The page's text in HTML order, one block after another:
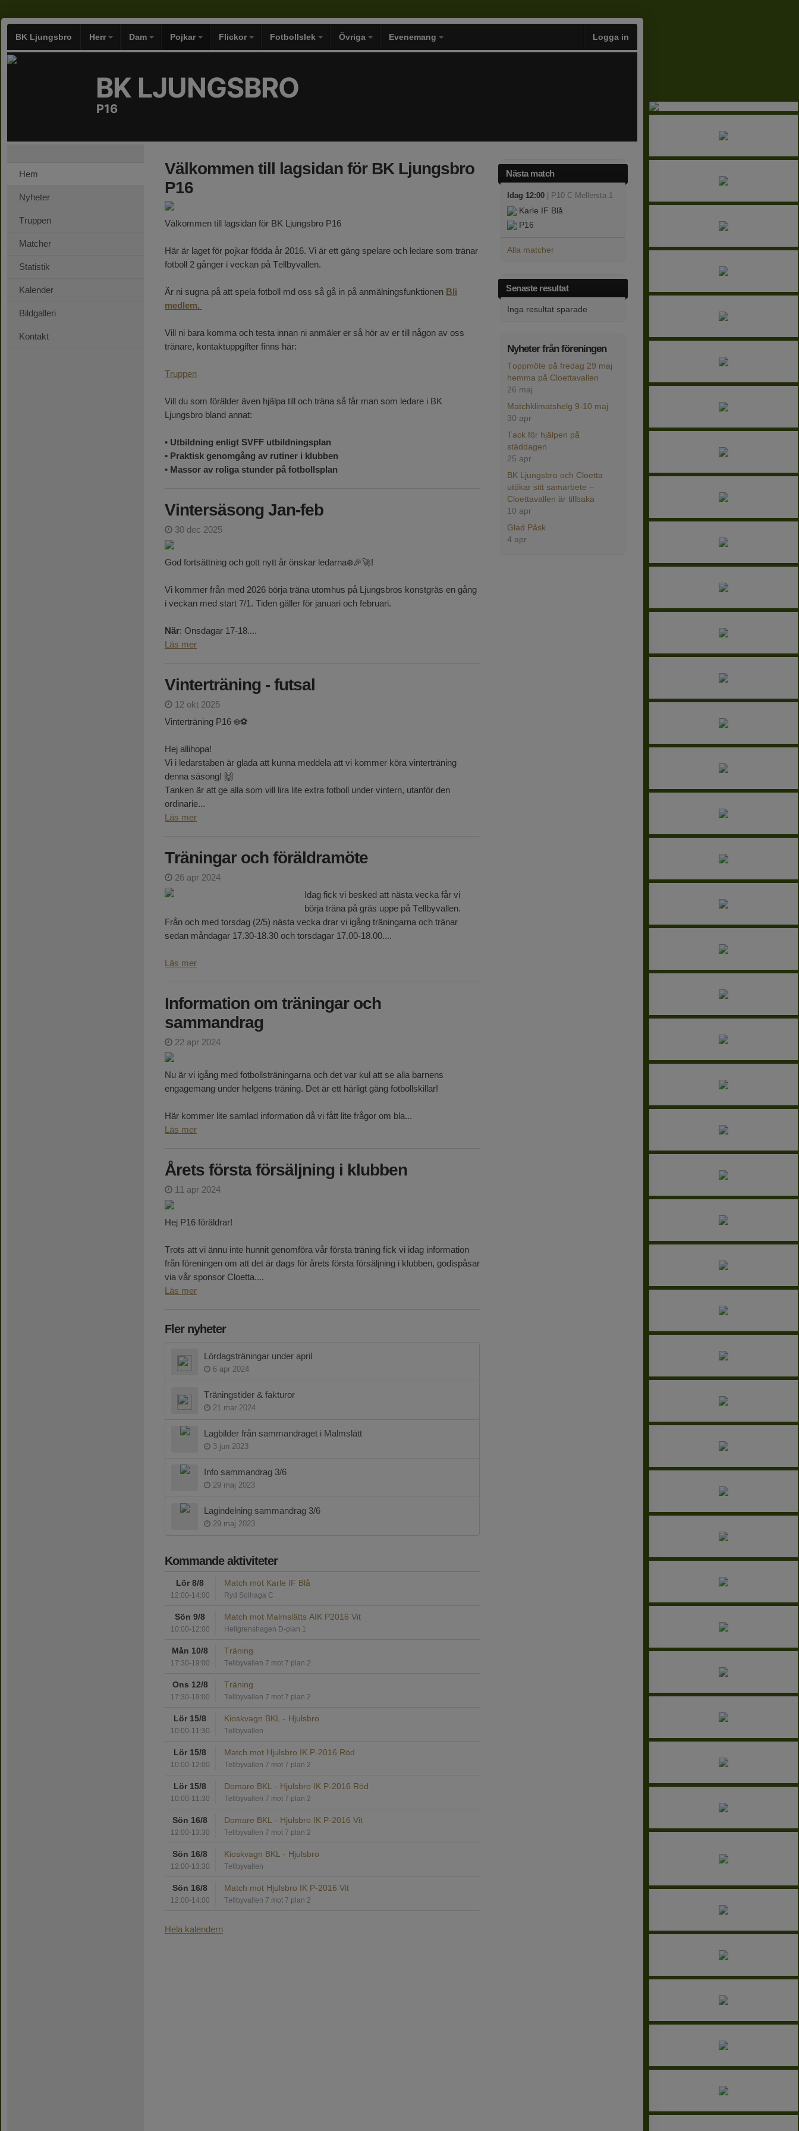
BK Ljungsbro Herr Dam Pojkar Flickor Fotbollslek Övriga Evenemang Logga in
BK LJUNGSBRO
P16
Hem
Nyheter
Truppen
Matcher
Statistik
Kalender
Bildgalleri
Kontakt
Nästa match
Idag 12:00 | P10 C Mellersta 1
Karle IF Blå
P16
Alla matcher
Senaste resultat
Inga resultat sparade
Nyheter från föreningen
Toppmöte på fredag 29 maj
hemma på Cloettavallen
26 maj
Matchklimatshelg 9-10 maj
30 apr
Tack för hjälpen på
städdagen
25 apr
BK Ljungsbro och Cloetta
utökar sitt samarbete –
Cloettavallen är tillbaka
10 apr
Glad Påsk
4 apr
Välkommen till lagsidan för BK Ljungsbro
P16
Välkommen till lagsidan för BK Ljungsbro P16
Här är laget för pojkar födda år 2016. Vi är ett gäng spelare och ledare som tränar
fotboll 2 gånger i veckan på Tellbyvallen.
Är ni sugna på att spela fotboll md oss så gå in på anmälningsfunktionen Bli
medlem.
Vill ni bara komma och testa innan ni anmäler er så hör av er till någon av oss
tränare, kontaktuppgifter finns här:
Truppen
Vill du som förälder även hjälpa till och träna så får man som ledare i BK
Ljungsbro bland annat:
• Utbildning enligt SVFF utbildningsplan
• Praktisk genomgång av rutiner i klubben
• Massor av roliga stunder på fotbollsplan
Vintersäsong Jan-feb
30 dec 2025
God fortsättning och gott nytt år önskar ledarna❄️🎉🚀!
Vi kommer från med 2026 börja träna utomhus på Ljungsbros konstgräs en gång
i veckan med start 7/1. Tiden gäller för januari och februari.
När: Onsdagar 17-18....
Läs mer
Vinterträning - futsal
12 okt 2025
Vinterträning P16 ❄️⚽️
Hej allihopa!
Vi i ledarstaben är glada att kunna meddela att vi kommer köra vinterträning
denna säsong! 🙌
Tanken är att ge alla som vill lira lite extra fotboll under vintern, utanför den
ordinarie...
Läs mer
Träningar och föräldramöte
26 apr 2024
Idag fick vi besked att nästa vecka får vi
börja träna på gräs uppe på Tellbyvallen.
Från och med torsdag (2/5) nästa vecka drar vi igång träningarna och tränar
sedan måndagar 17.30-18.30 och torsdagar 17.00-18.00....
Läs mer
Information om träningar och
sammandrag
22 apr 2024
Nu är vi igång med fotbollsträningarna och det var kul att se alla barnens
engagemang under helgens träning. Det är ett härligt gäng fotbollskillar!
Här kommer lite samlad information då vi fått lite frågor om bla...
Läs mer
Årets första försäljning i klubben
11 apr 2024
Hej P16 föräldrar!
Trots att vi ännu inte hunnit genomföra vår första träning fick vi idag information
från föreningen om att det är dags för årets första försäljning i klubben, godispåsar
via vår sponsor Cloetta....
Läs mer
Fler nyheter
Lördagsträningar under april
6 apr 2024
Träningstider & fakturor
21 mar 2024
Lagbilder från sammandraget i Malmslätt
3 jun 2023
Info sammandrag 3/6
29 maj 2023
Lagindelning sammandrag 3/6
29 maj 2023
Kommande aktiviteter
Lör 8/8
12:00-14:00
Match mot Karle IF Blå
Ryd Solhaga C
Sön 9/8
10:00-12:00
Match mot Malmslätts AIK P2016 Vit
Hellgrenshagen D-plan 1
Mån 10/8
17:30-19:00
Träning
Tellbyvallen 7 mot 7 plan 2
Ons 12/8
17:30-19:00
Träning
Tellbyvallen 7 mot 7 plan 2
Lör 15/8
10:00-11:30
Kioskvagn BKL - Hjulsbro
Tellbyvallen
Lör 15/8
10:00-12:00
Match mot Hjulsbro IK P-2016 Röd
Tellbyvallen 7 mot 7 plan 2
Lör 15/8
10:00-11:30
Domare BKL - Hjulsbro IK P-2016 Röd
Tellbyvallen 7 mot 7 plan 2
Sön 16/8
12:00-13:30
Domare BKL - Hjulsbro IK P-2016 Vit
Tellbyvallen 7 mot 7 plan 2
Sön 16/8
12:00-13:30
Kioskvagn BKL - Hjulsbro
Tellbyvallen
Sön 16/8
12:00-14:00
Match mot Hjulsbro IK P-2016 Vit
Tellbyvallen 7 mot 7 plan 2
Hela kalendern